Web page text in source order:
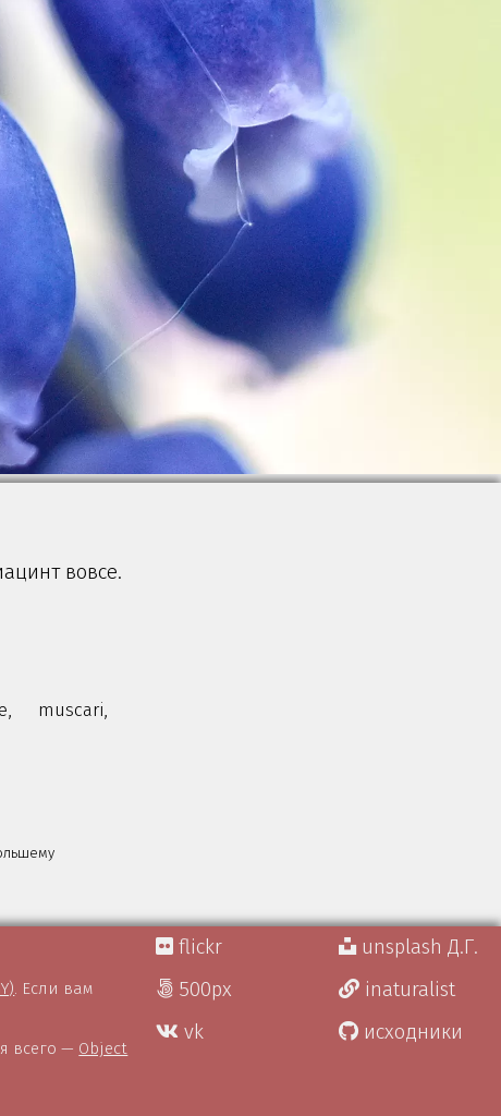
вовсе.
muscari,
. Если вам
всего — Object
flickr
500px
vk
unsplash Д.Г.
inaturalist
исходники